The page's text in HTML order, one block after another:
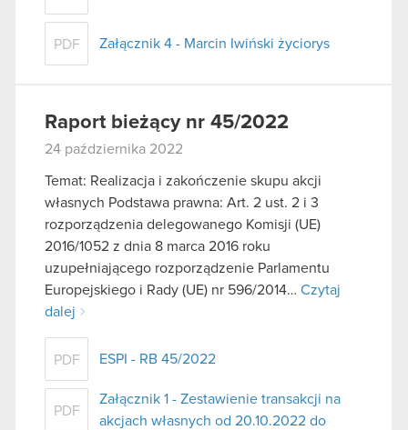
PDF Załącznik 4 - Marcin Iwiński życiorys
Raport bieżący nr 45/2022
24 października 2022
Temat: Realizacja i zakończenie skupu akcji
własnych Podstawa prawna: Art. 2 ust. 2 i 3
rozporządzenia delegowanego Komisji (UE)
2016/1052 z dnia 8 marca 2016 roku
uzupełniającego rozporządzenie Parlamentu
Europejskiego i Rady (UE) nr 596/2014… Czytaj
dalej
PDF ESPI - RB 45/2022
PDF
Załącznik 1 - Zestawienie transakcji na
akcjach własnych od 20.10.2022 do